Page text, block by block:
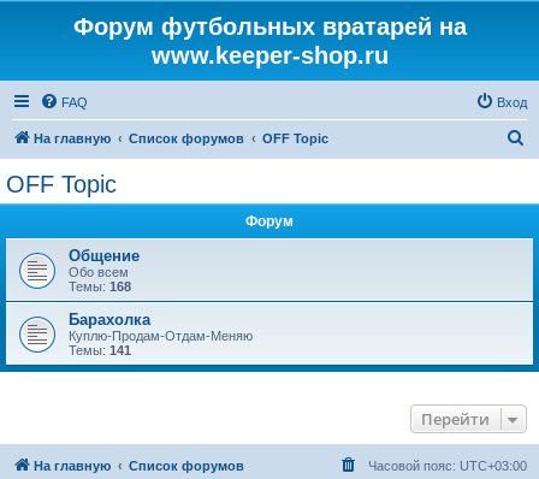
Форум футбольных вратарей на
www.keeper-shop.ru
FAQ Вход
На главную Список форумов OFF Topic
OFF Topic
Форум
Общение
Обо всем
Темы: 168
Барахолка
Куплю-Продам-Отдам-Меняю
Темы: 141
Перейти
На главную Список форумов Часовой пояс: UTC+03:00